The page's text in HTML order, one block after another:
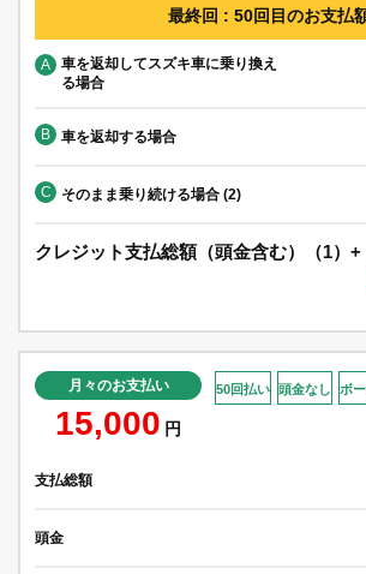
最終回 : 50回目のお支払
A
車を返却してスズキ車に乗り換え
る場合
B 車を返却する場合
C そのまま乗り続ける場合 (2)
クレジット支払総額（頭金含む）（1）+
月々のお支払い
15,000 円
50回払い 頭金なし ボ
支払総額
頭金